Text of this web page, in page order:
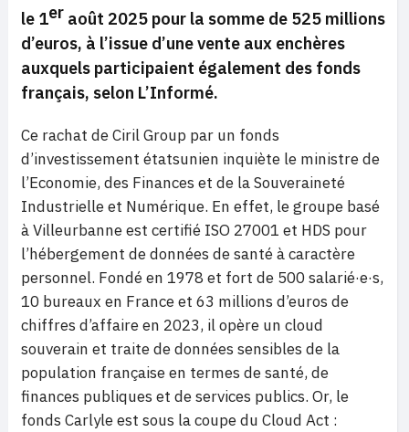
le 1er août 2025 pour la somme de 525 millions
d’euros, à l’issue d’une vente aux enchères
auxquels participaient également des fonds
français, selon L’Informé.
Ce rachat de Ciril Group par un fonds
d’investissement étatsunien inquiète le ministre de
l’Economie, des Finances et de la Souveraineté
Industrielle et Numérique. En effet, le groupe basé
à Villeurbanne est certifié ISO 27001 et HDS pour
l’hébergement de données de santé à caractère
personnel. Fondé en 1978 et fort de 500 salarié·e·s,
10 bureaux en France et 63 millions d’euros de
chiffres d’affaire en 2023, il opère un cloud
souverain et traite de données sensibles de la
population française en termes de santé, de
finances publiques et de services publics. Or, le
fonds Carlyle est sous la coupe du Cloud Act :